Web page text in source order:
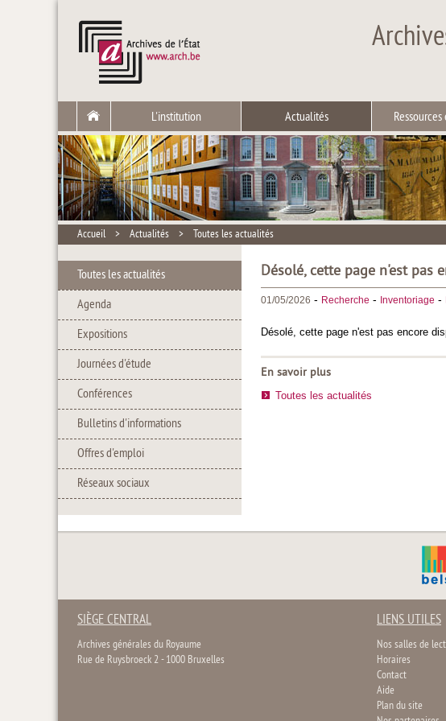
L'institution Actualités
Accueil > Actualités > Toutes les actualités
Toutes les actualités
Agenda
Expositions
Journées d'étude
Conférences
Bulletins d'informations
Offres d'emploi
Réseaux sociaux
Désolé, cette page n'est pas
01/05/2026 - Recherche - Inventoriage -
Désolé, cette page n'est pas encore
En savoir plus
Toutes les actualités
SIÈGE CENTRAL
Archives générales du Royaume
Rue de Ruysbroeck 2 - 1000 Bruxelles
LIENS UTILES
Nos salles de
Horaires
Contact
Aide
Plan du site